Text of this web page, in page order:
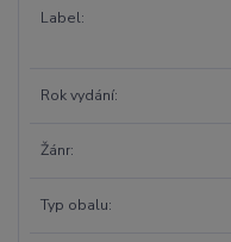
Label
Rok vydání
Žánr
Typ obalu